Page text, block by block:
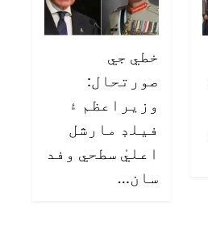
خطي جي
صورتحال:
وزيراعظم ۽
فيلڊ مارشل
اعليٰ سطحي وفد
سان…